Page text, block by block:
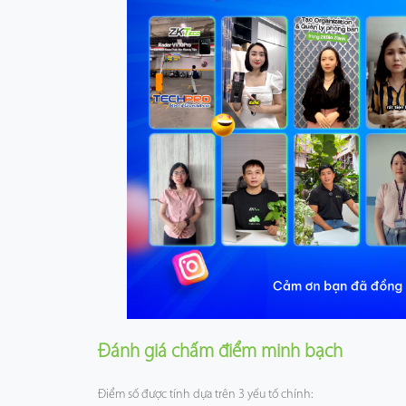
Đánh giá chấm điểm minh bạch
Điểm số được tính dựa trên 3 yếu tố chính: